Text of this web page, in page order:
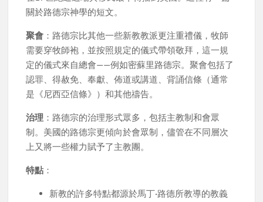
關於路德宗神學的短文。
聚會 ：路德宗比其他一些新教教派更注重禮儀，牧師
需要穿牧師袍，並按照規定的儀式帶領敬拜，這一規
定的儀式來自總會——例如密蘇里路德宗。聚會包括了
認罪、得赦免、奉獻、佈道或講道、背誦信條（通常
是《尼西亞信條》）和其他禱告。
治理 ：路德宗的治理形式眾多，包括主教制和會眾
制。美國的路德宗更傾向於會眾制，儘管在不同層次
上又將一些權力賦予了主教團。
特點 ：
新教的許多特點都源於馬丁·路德所教導的教義